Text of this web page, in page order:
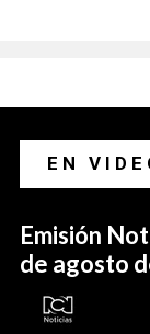
EN
Emisión
de agosto